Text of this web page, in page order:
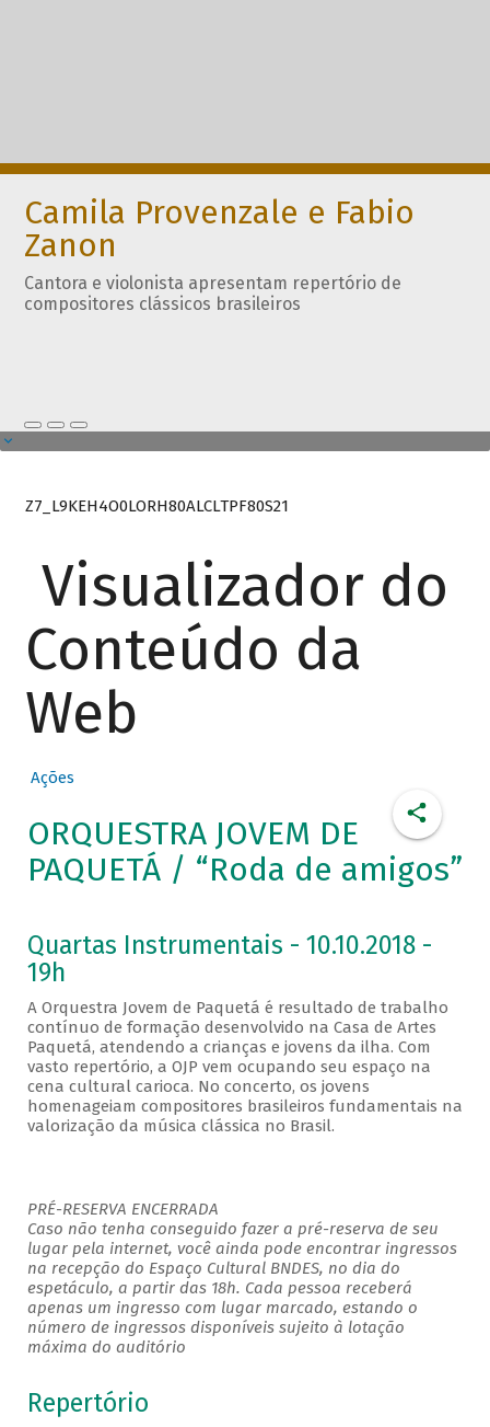
Camila Provenzale e Fabio
Zanon
Cantora e violonista apresentam repertório de
compositores clássicos brasileiros
Z7_L9KEH4O0LORH80ALCLTPF80S21
Visualizador do
Conteúdo da
Web
Ações
ORQUESTRA JOVEM DE
PAQUETÁ / “Roda de amigos”
Quartas Instrumentais - 10.10.2018 -
19h
A Orquestra Jovem de Paquetá é resultado de trabalho
contínuo de formação desenvolvido na Casa de Artes
Paquetá, atendendo a crianças e jovens da ilha. Com
vasto repertório, a OJP vem ocupando seu espaço na
cena cultural carioca. No concerto, os jovens
homenageiam compositores brasileiros fundamentais na
valorização da música clássica no Brasil.
PRÉ-RESERVA ENCERRADA
Caso não tenha conseguido fazer a pré-reserva de seu
lugar pela internet, você ainda pode encontrar ingressos
na recepção do Espaço Cultural BNDES, no dia do
espetáculo, a partir das 18h. Cada pessoa receberá
apenas um ingresso com lugar marcado, estando o
número de ingressos disponíveis sujeito à lotação
máxima do auditório
Repertório